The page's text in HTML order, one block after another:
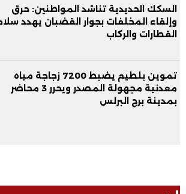
السكك الحديدية تناشد المواطنين: حرق
وإلقاء المخلفات بجوار القضبان يهدد
القطارات والركاب
تموين بلطيم يضبط 7200 زجاجة مياه
معدنية مجهولة المصدر ويحرر 3 محاضر
بمدينة برج البرلس